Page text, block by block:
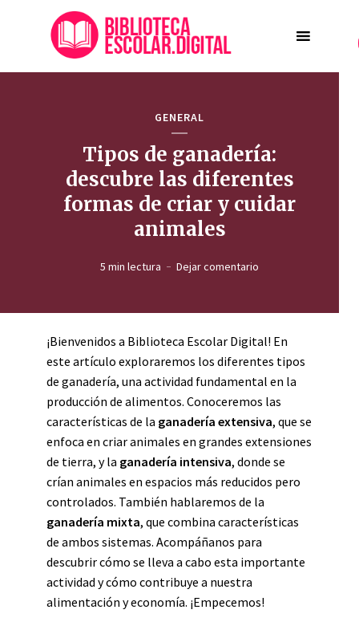
GENERAL
Tipos de ganadería:
descubre las diferentes
formas de criar y cuidar
animales
5 min lectura Dejar comentario
¡Bienvenidos a Biblioteca Escolar Digital! En
este artículo exploraremos los diferentes tipos
de ganadería, una actividad fundamental en la
producción de alimentos. Conoceremos las
características de la ganadería extensiva, que se
enfoca en criar animales en grandes extensiones
de tierra, y la ganadería intensiva, donde se
crían animales en espacios más reducidos pero
controlados. También hablaremos de la
ganadería mixta, que combina características
de ambos sistemas. Acompáñanos para
descubrir cómo se lleva a cabo esta importante
actividad y cómo contribuye a nuestra
alimentación y economía. ¡Empecemos!